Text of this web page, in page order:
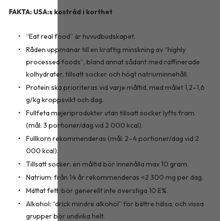
FAKTA: USA:s kostråd i korthet
“Eat real food” är huvudbudskapet.
Råden uppmanar till en kraftig minskning av “highly
processed foods”, bland annat sådant med raffinerade
kolhydrater, tillsatt socker och högt natriuminnehåll.
Protein ska prioriteras vid varje måltid, med målet 1,2–1,6
g/kg kroppsvikt och dag.
Fullfeta mejeriprodukter utan tillsatt socker lyfts fram
(mål: 3 portioner/dag vid 2 000 kcal).
Fullkorn rekommenderas (mål: 2–4 portioner/dag vid 2
000 kcal).
Tillsatt socker: en måltid bör innehålla max 10 gram.
Natrium: från 14 år rekommenderas <2 300 mg per dag.
Mättat fett: bör generellt inte överstiga 10 E%.
Alkohol: “drick mindre alkohol” för bättre hälsa, och vissa
grupper bör undvika helt.